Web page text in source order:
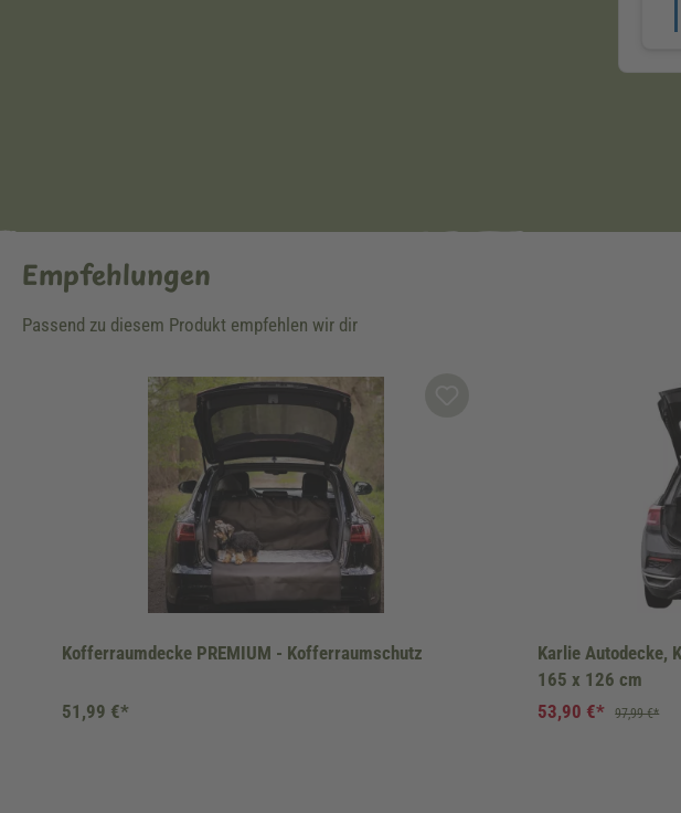
Empfehlungen
Passend zu diesem Produkt empfehlen wir dir
Kofferraumdecke PREMIUM - Kofferraumschutz
51,99 €*
Karlie Autodecke,
165 x 126 cm
53,90 €*
97,99 €*